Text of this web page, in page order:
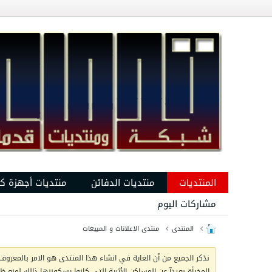
المنتديات منتديات الدفائن
منتديات
مشاركات اليوم
المنتدى منتدى الاعلانات و المبيعات
نذكر الجميع من أن الغاية في انشاء هذا المنتدى هو الامر